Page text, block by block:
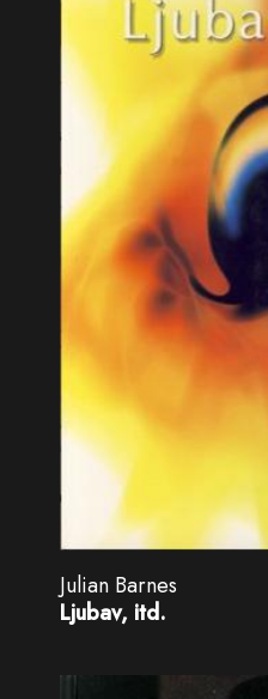
Julian Barnes
Ljubav, itd.